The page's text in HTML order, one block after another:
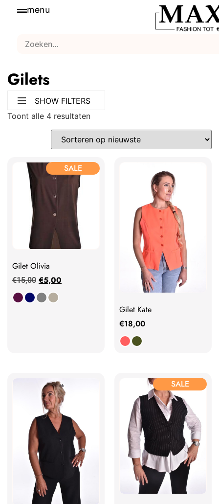
menu
Gilets
SHOW FILTERS
Toont alle 4 resultaten
SALE
Gilet Olivia
€15,00 €5,00
Gilet Kate
€18,00
SALE